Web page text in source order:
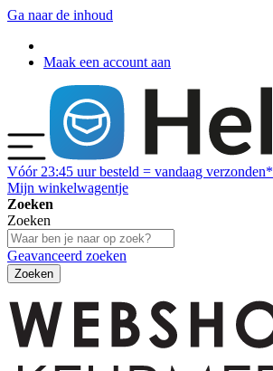
Ga naar de inhoud
Maak een account aan
Vóór 23:45 uur besteld = vandaag verzonden*
Mijn winkelwagentje
Zoeken
Zoeken
Geavanceerd zoeken
Zoeken